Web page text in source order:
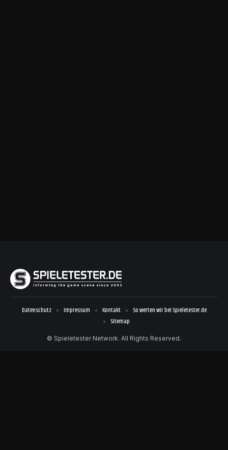
© Spieletester Network. All Rights Reserved.
Datenschutz Impressum Kontakt
So werten wir bei Spieletester.de
Sitemap